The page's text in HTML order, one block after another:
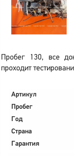
Пробег 130, все
проходит
Артикул
Пробег
Год
Страна
Гарантия